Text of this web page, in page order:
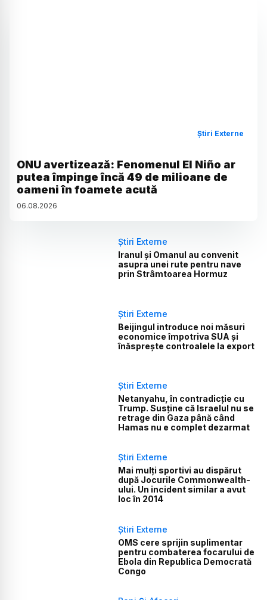
Știri Externe
ONU avertizează: Fenomenul El Niño ar
putea împinge încă 49 de milioane de
oameni în foamete acută
06.08.2026
Știri Externe
Iranul și Omanul au convenit
asupra unei rute pentru nave
prin Strâmtoarea Hormuz
Știri Externe
Beijingul introduce noi măsuri
economice împotriva SUA și
înăsprește controalele la export
Știri Externe
Netanyahu, în contradicție cu
Trump. Susține că Israelul nu se
retrage din Gaza până când
Hamas nu e complet dezarmat
Știri Externe
Mai mulți sportivi au dispărut
după Jocurile Commonwealth-
ului. Un incident similar a avut
loc în 2014
Știri Externe
OMS cere sprijin suplimentar
pentru combaterea focarului de
Ebola din Republica Democrată
Congo